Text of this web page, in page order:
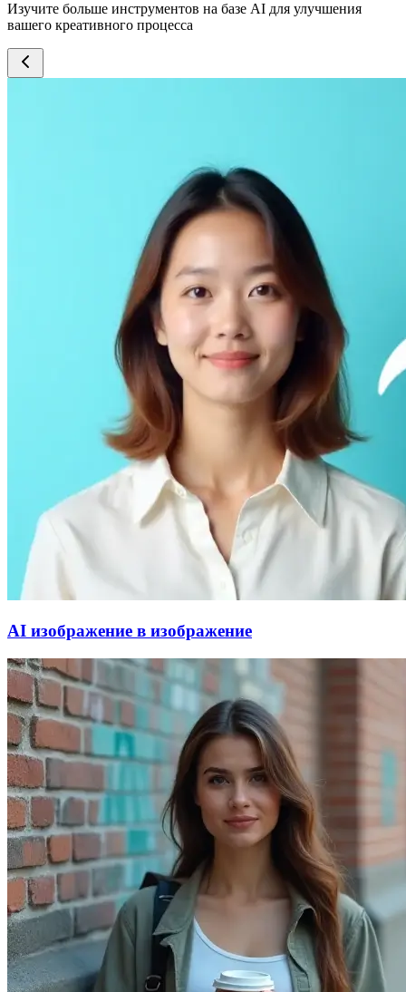
Изучите больше инструментов на базе AI для улучшения
вашего креативного процесса
AI изображение в изображение